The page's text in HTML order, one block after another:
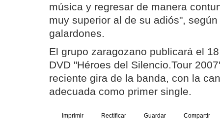
música y regresar de manera
muy superior al de su adiós",
galardones.
El grupo zaragozano publicará el
DVD "Héroes del Silencio.Tour
reciente gira de la banda, con la
adecuada como primer single.
Imprimir Rectificar Guardar Compartir